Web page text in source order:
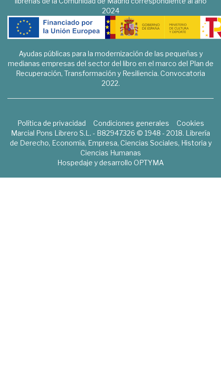
2024
Ayudas públicas para la modernización de las pequeñas y
medianas empresas del sector del libro en el marco del Plan de
Recuperación, Transformación y Resiliencia. Convocatoria
2022.
Política de privacidad Condiciones generales
Cookies
Marcial Pons Librero S.L. - B82947326 © 1948 - 2018. Librería
de Derecho, Economía, Empresa, Ciencias Sociales, Historia y
Ciencias Humanas
Hospedaje y desarrollo OPTYMA